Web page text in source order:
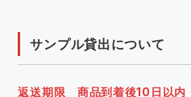
サンプル貸出について
返送期限 商品到着後10日以内